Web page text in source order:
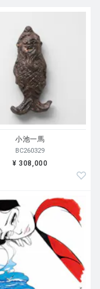
小池一馬
BC260329
¥ 308,000